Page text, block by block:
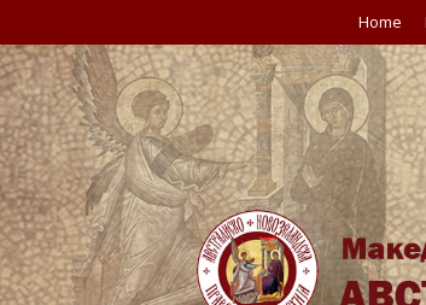
Home